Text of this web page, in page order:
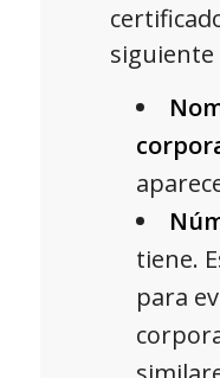
tiene.
para